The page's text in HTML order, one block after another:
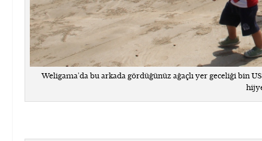
Weligama'da bu arkada gördüğünüz ağaçlı yer geceliği bin